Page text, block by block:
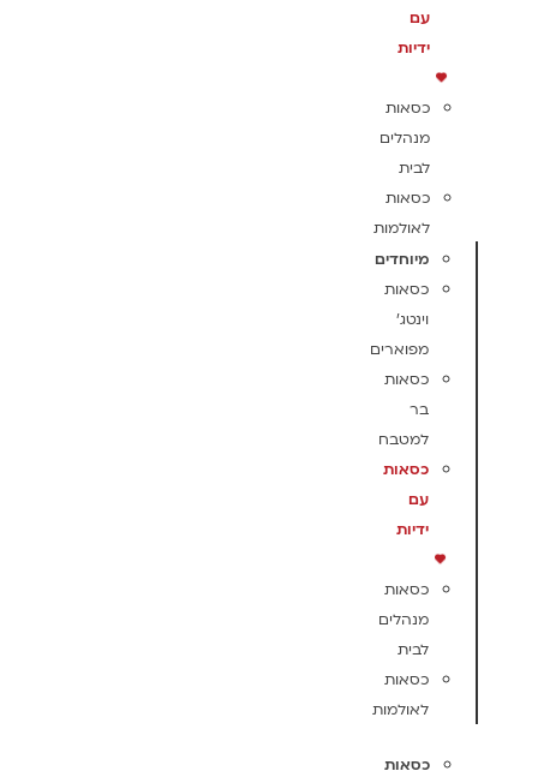
עם
ידיות
כסאות
מנהלים
לבית
כסאות
לאולמות
מיוחדים
כסאות
וינטג'
מפוארים
כסאות
בר
למטבח
כסאות
עם
ידיות
כסאות
מנהלים
לבית
כסאות
לאולמות
כסאות